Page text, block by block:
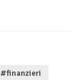
#finanzieri